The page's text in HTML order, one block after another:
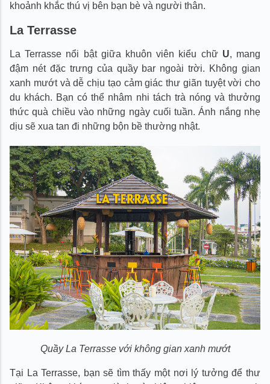
khoảnh khắc thú vị bên bạn bè và người thân.
La Terrasse
La Terrasse nổi bật giữa khuôn viên kiểu chữ U, mang
đậm nét đặc trưng của quầy bar ngoài trời. Không gian
xanh mướt và dễ chịu tạo cảm giác thư giãn tuyệt vời cho
du khách. Bạn có thể nhâm nhi tách trà nóng và thưởng
thức quà chiều vào những ngày cuối tuần. Ánh nắng nhẹ
dịu sẽ xua tan đi những bộn bề thường nhật.
Quầy La Terrasse với không gian xanh mướt
Tại La Terrasse, bạn sẽ tìm thấy một nơi lý tưởng để thư